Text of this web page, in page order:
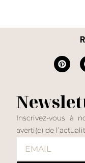
Inscrivez-vous à
averti(e) de